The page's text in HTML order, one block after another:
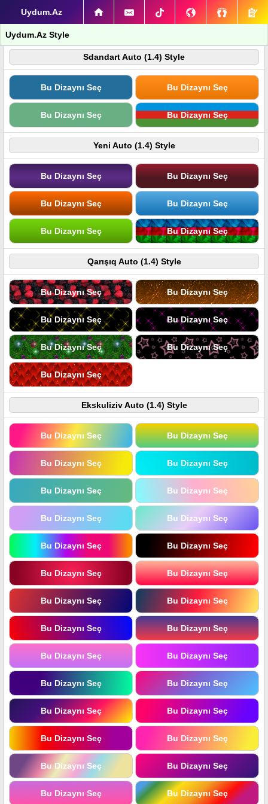
Uydum.Az
Uydum.Az Style
Sdandart Auto (1.4) Style
Bu Dizaynı Seç Bu Dizaynı Seç
Bu Dizaynı Seç Bu Dizaynı Seç
Yeni Auto (1.4) Style
Bu Dizaynı Seç Bu Dizaynı Seç
Bu Dizaynı Seç Bu Dizaynı Seç
Bu Dizaynı Seç Bu Dizaynı Seç
Qarışıq Auto (1.4) Style
Bu Dizaynı Seç Bu Dizaynı Seç
Bu Dizaynı Seç Bu Dizaynı Seç
Bu Dizaynı Seç Bu Dizaynı Seç
Bu Dizaynı Seç
Ekskuliziv Auto (1.4) Style
Bu Dizaynı Seç Bu Dizaynı Seç
Bu Dizaynı Seç Bu Dizaynı Seç
Bu Dizaynı Seç Bu Dizaynı Seç
Bu Dizaynı Seç Bu Dizaynı Seç
Bu Dizaynı Seç Bu Dizaynı Seç
Bu Dizaynı Seç Bu Dizaynı Seç
Bu Dizaynı Seç Bu Dizaynı Seç
Bu Dizaynı Seç Bu Dizaynı Seç
Bu Dizaynı Seç Bu Dizaynı Seç
Bu Dizaynı Seç Bu Dizaynı Seç
Bu Dizaynı Seç Bu Dizaynı Seç
Bu Dizaynı Seç Bu Dizaynı Seç
Bu Dizaynı Seç Bu Dizaynı Seç
Bu Dizaynı Seç Bu Dizaynı Seç